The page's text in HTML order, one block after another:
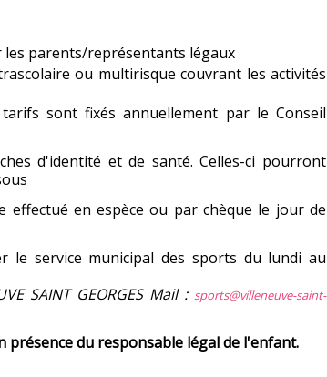
parents/représentants légaux
ou multirisque couvrant les activités
sont fixés annuellement par le Conseil
d'identité et de santé. Celles-ci pourront
effectué en espèce ou par chèque le jour de
le service municipal des sports du lundi au
SAINT GEORGES Mail : sports@villeneuve-saint-
du responsable légal de l'enfant.